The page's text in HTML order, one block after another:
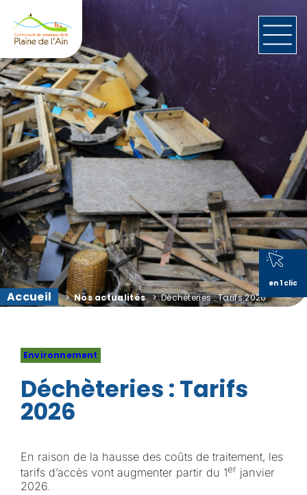
en 1 clic
Accueil >Nos actualités>Déchèteries : Tarifs 2026
Environnement
Déchèteries : Tarifs
2026
En raison de la hausse des coûts de traitement, les
tarifs d’accès vont augmenter partir du 1er janvier
2026.